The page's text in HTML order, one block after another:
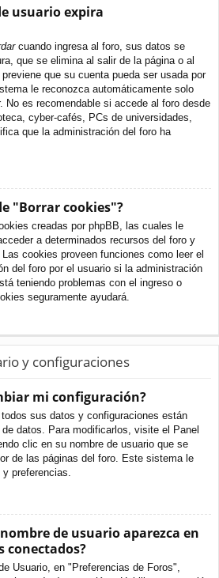
usuario expira
cuando ingresa al foro, sus datos se
que se elimina al salir de la página o al
que su cuenta pueda ser usada por
le reconozca automáticamente solo
No es recomendable si accede al foro desde
cyber-cafés, PCs de universidades,
que la administración del foro ha
"Borrar cookies"?
creadas por phpBB, las cuales le
a determinados recursos del foro y
cookies proveen funciones como leer el
del foro por el usuario si la administración
teniendo problemas con el ingreso o
seguramente ayudará.
y configuraciones
mi configuración?
sus datos y configuraciones están
datos. Para modificarlos, visite el Panel
clic en su nombre de usuario que se
de las páginas del foro. Este sistema le
preferencias.
de usuario aparezca en
conectados?
Usuario, en "Preferencias de Foros",